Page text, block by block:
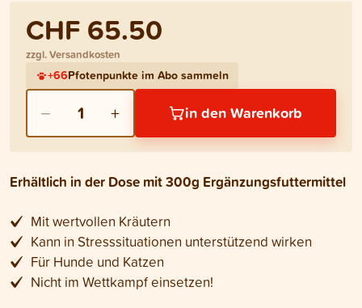
CHF 65.50
zzgl. Versandkosten
+66Pfotenpunkte im Abo sammeln
− 1 + in den Warenkorb
Erhältlich in der Dose mit 300g Ergänzungsfuttermittel
Mit wertvollen Kräutern
Kann in Stresssituationen unterstützend wirken
Für Hunde und Katzen
Nicht im Wettkampf einsetzen!